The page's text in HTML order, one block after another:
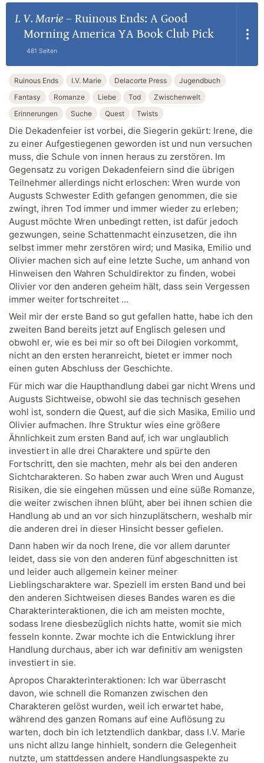
I. V. Marie– Ruinous Ends: A Good
Morning America YA Book Club Pick
481 Seiten
Ruinous Ends I.V. Marie Delacorte Press
Jugendbuch
Fantasy
Romanze Liebe Tod
Zwischenwelt
Erinnerungen
Suche Quest Twists
Die Dekadenfeier ist vorbei, die Siegerin gekürt: Irene, die
zu einer Aufgestiegenen geworden ist und nun versuchen
muss, die Schule von innen heraus zu zerstören. Im
Gegensatz zu vorigen Dekadenfeiern sind die übrigen
Teilnehmer allerdings nicht erloschen: Wren wurde von
Augusts Schwester Edith gefangen genommen, die sie
zwingt, ihren Tod immer und immer wieder zu erleben;
August möchte Wren unbedingt retten, ist dafür jedoch
gezwungen, seine Schattenmacht einzusetzen, die ihn
selbst immer mehr zerstören wird; und Masika, Emilio und
Olivier machen sich auf eine letzte Suche, um anhand von
Hinweisen den Wahren Schuldirektor zu finden, wobei
Olivier vor den anderen geheim hält, dass sein Vergessen
immer weiter fortschreitet …
Weil mir der erste Band so gut gefallen hatte, habe ich den
zweiten Band bereits jetzt auf Englisch gelesen und
obwohl er, wie es bei mir so oft bei Dilogien vorkommt,
nicht an den ersten heranreicht, bietet er immer noch
einen guten Abschluss der Geschichte.
Für mich war die Haupthandlung dabei gar nicht Wrens und
Augusts Sichtweise, obwohl sie das technisch gesehen
wohl ist, sondern die Quest, auf die sich Masika, Emilio und
Olivier aufmachen. Ihre Struktur wies eine größere
Ähnlichkeit zum ersten Band auf, ich war unglaublich
investiert in alle drei Charaktere und spürte den
Fortschritt, den sie machten, mehr als bei den anderen
Sichtcharakteren. So haben zwar auch Wren und August
Risiken, die sie eingehen müssen und eine süße Romanze,
die weiter zwischen ihnen blüht, aber bei ihnen schien die
Handlung ab und an vor sich hinzuplätschern, weshalb mir
die anderen drei in dieser Hinsicht besser gefielen.
Dann haben wir da noch Irene, die vor allem darunter
leidet, dass sie von den anderen fünf abgeschnitten ist
und leider auch allgemein keiner meiner
Lieblingscharaktere war. Speziell im ersten Band und bei
den anderen Sichtweisen dieses Bandes waren es die
Charakterinteraktionen, die ich am meisten mochte,
sodass Irene diesbezüglich nichts hatte, womit sie mich
fesseln konnte. Zwar mochte ich die Entwicklung ihrer
Handlung durchaus, aber ich war definitiv am wenigsten
investiert in sie.
Apropos Charakterinteraktionen: Ich war überrascht
davon, wie schnell die Romanzen zwischen den
Charakteren gelöst wurden, weil ich erwartet habe,
während des ganzen Romans auf eine Auflösung zu
warten, doch bin ich letztendlich dankbar, dass I.V. Marie
uns nicht allzu lange hinhielt, sondern die Gelegenheit
nutzte, um stattdessen andere Handlungsaspekte zu